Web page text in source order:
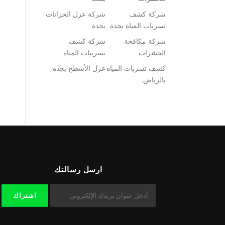
شركة عزل الخزانات
بجدة
شركة كشف
تسربات المياة بجدة
شركة كشف
تسريبات المياه
شركة مكافحة
الحشرات
عزل الأسطح بجده كشف تسربات المياه
بالرياض.
ارسل رسالتك